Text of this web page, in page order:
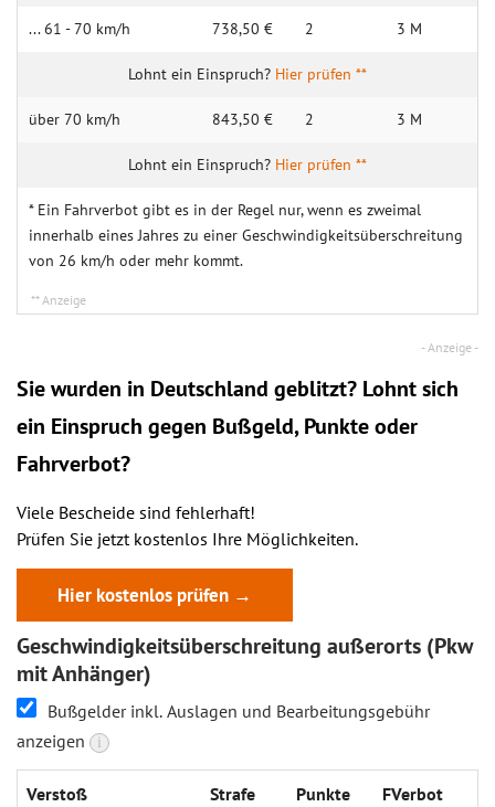
... 61 - 70 km/h 738,50 € 2 3 M
Hier prüfen **
über 70 km/h 843,50 € 2 3 M
Hier prüfen **
* Ein Fahrverbot gibt es in der Regel nur, wenn es zweimal
innerhalb eines Jahres zu einer Geschwindigkeitsüberschreitung
von 26 km/h oder mehr kommt.
Sie wurden in Deutschland geblitzt? Lohnt sich
ein Einspruch gegen Bußgeld, Punkte oder
Fahrverbot?
Viele Bescheide sind fehlerhaft!
Prüfen Sie jetzt kostenlos Ihre Möglichkeiten.
Hier kostenlos prüfen →
Geschwindigkeitsüberschreitung außerorts (Pkw
mit Anhänger)
Bußgelder inkl. Auslagen und Bearbeitungsgebühr
anzeigen
i
Verstoß Strafe Punkte FVerbot